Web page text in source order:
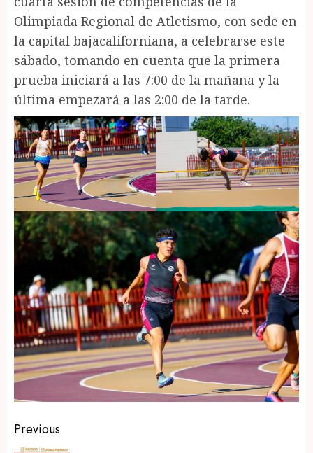
Olimpiada Regional de Atletismo, con sede en
la capital bajacaliforniana, a celebrarse este
sábado, tomando en cuenta que la primera
prueba iniciará a las 7:00 de la mañana y la
última empezará a las 2:00 de la tarde.
Post
Previous